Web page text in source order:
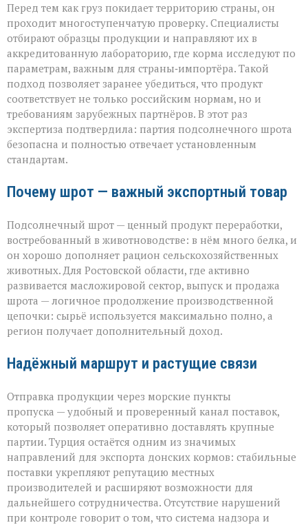
Перед тем как груз покидает территорию страны, он
проходит многоступенчатую проверку. Специалисты
отбирают образцы продукции и направляют их в
аккредитованную лабораторию, где корма исследуют по
параметрам, важным для страны‑импортёра. Такой
подход позволяет заранее убедиться, что продукт
соответствует не только российским нормам, но и
требованиям зарубежных партнёров. В этот раз
экспертиза подтвердила: партия подсолнечного шрота
безопасна и полностью отвечает установленным
стандартам.
Почему шрот — важный экспортный товар
Подсолнечный шрот — ценный продукт переработки,
востребованный в животноводстве: в нём много белка, и
он хорошо дополняет рацион сельскохозяйственных
животных. Для Ростовской области, где активно
развивается масложировой сектор, выпуск и продажа
шрота — логичное продолжение производственной
цепочки: сырьё используется максимально полно, а
регион получает дополнительный доход.
Надёжный маршрут и растущие связи
Отправка продукции через морские пункты
пропуска — удобный и проверенный канал поставок,
который позволяет оперативно доставлять крупные
партии. Турция остаётся одним из значимых
направлений для экспорта донских кормов: стабильные
поставки укрепляют репутацию местных
производителей и расширяют возможности для
дальнейшего сотрудничества. Отсутствие нарушений
при контроле говорит о том, что система надзора и